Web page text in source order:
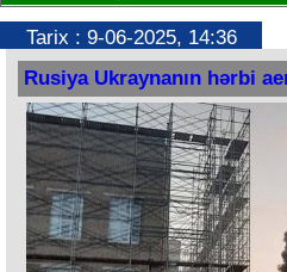
Tarix : 9-06-2025, 14:36
Rusiya Ukraynanın hərbi